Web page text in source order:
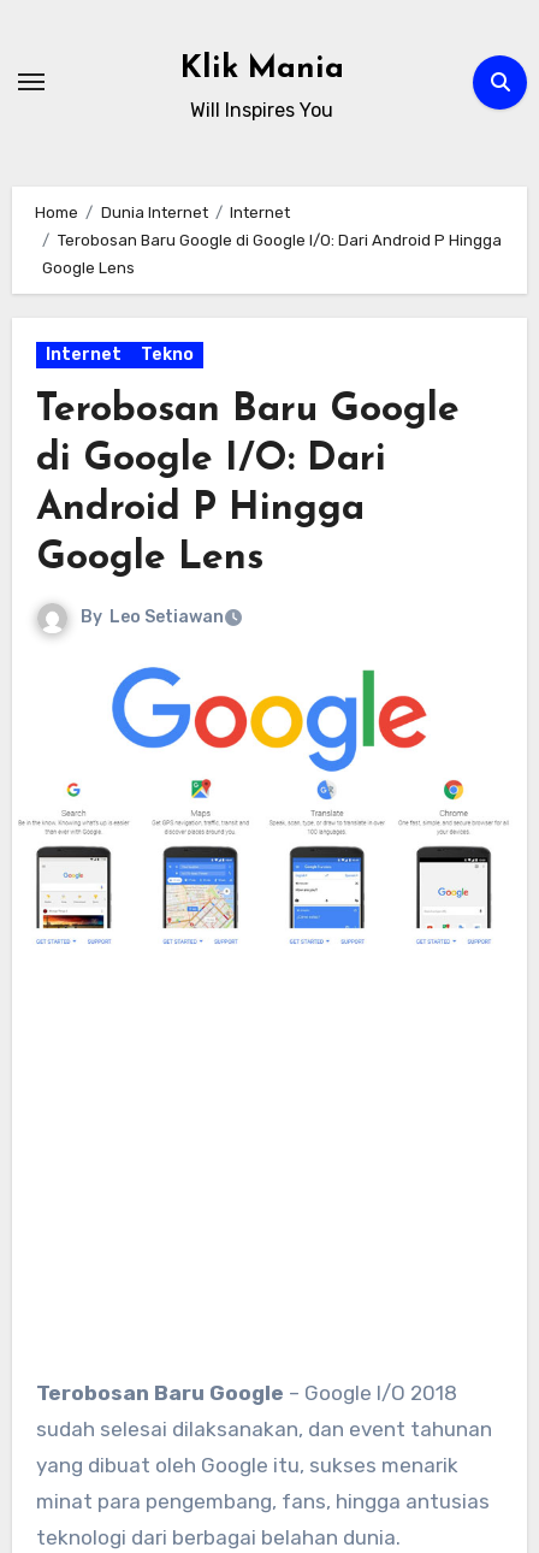
content
Klik Mania
Will Inspires You
Home Dunia Internet
Internet
Terobosan Baru Google di Google I/O: Dari Android P Hingga
Google Lens
Internet Tekno
Terobosan Baru Google
di Google I/O: Dari
Android P Hingga
Google Lens
By Leo Setiawan
Terobosan Baru Google – Google I/O 2018
sudah selesai dilaksanakan, dan event tahunan
yang dibuat oleh Google itu, sukses menarik
minat para pengembang, fans, hingga antusias
teknologi dari berbagai belahan dunia.